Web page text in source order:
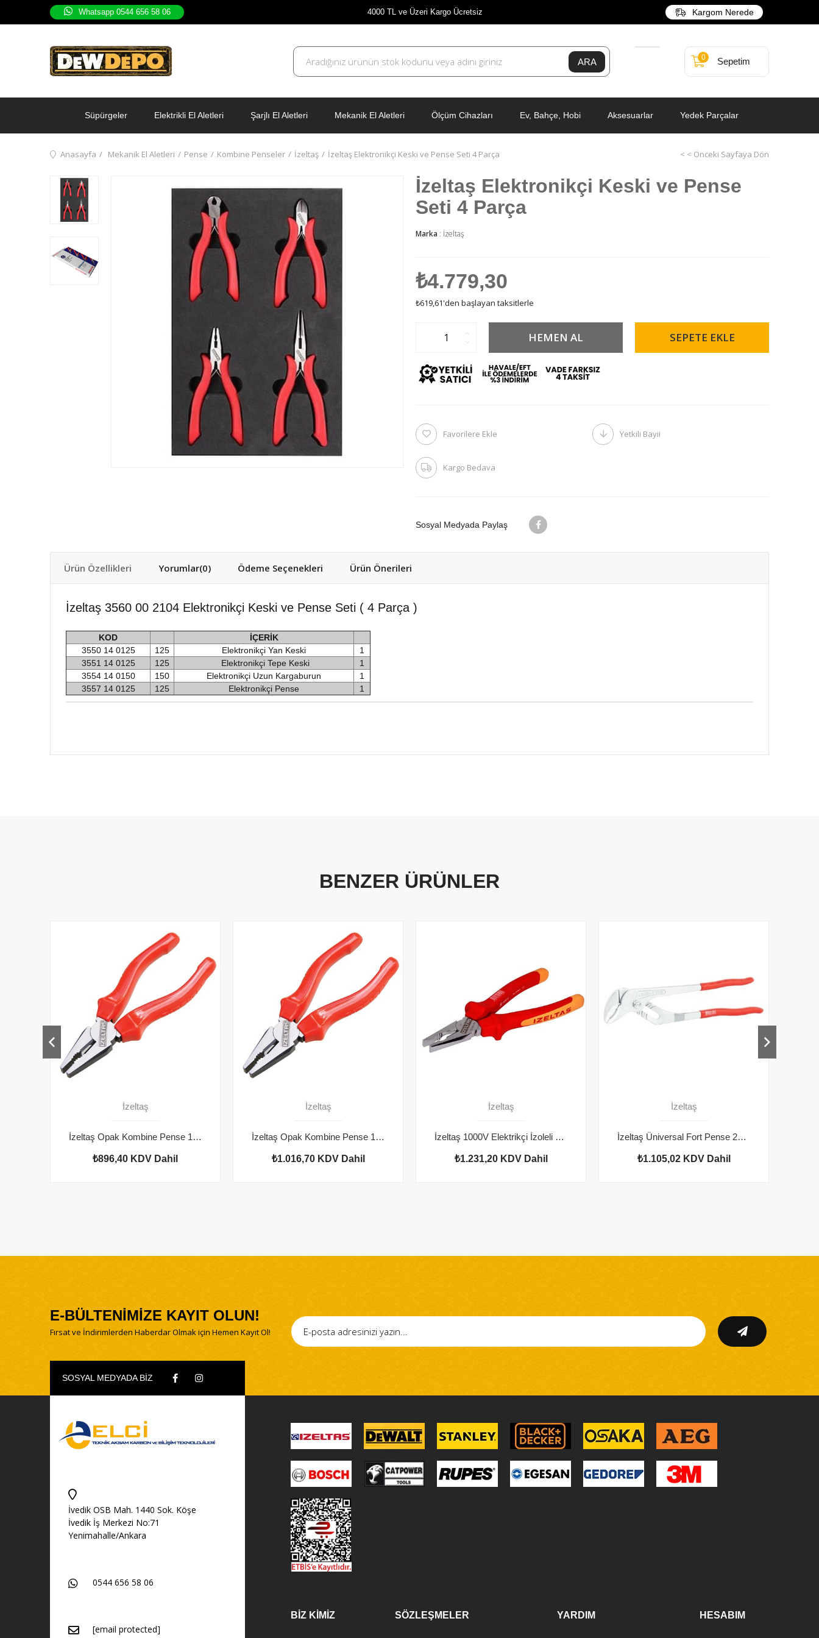
Whatsapp 0544 656 58 06 4000 TL ve Üzeri Kargo Ücretsiz Kargom Nerede
Sepetim
0
Süpürgeler Elektrikli El Aletleri Şarjlı El Aletleri Mekanik El Aletleri Ölçüm Cihazları Ev, Bahçe, Hobi Aksesuarlar Yedek Parçalar
Anasayfa Mekanik El Aletleri Pense Kombine Penseler İzeltaş İzeltaş Elektronikçi Keski ve Pense Seti 4 Parça < < Önceki Sayfaya Dön
İzeltaş Elektronikçi Keski ve Pense
Seti 4 Parça
Marka : İzeltaş
₺4.779,30
₺619,61'den başlayan taksitlerle
Favorilere Ekle Yetkili Bayii
Kargo Bedava
Sosyal Medyada Paylaş
Ürün Özellikleri Yorumlar(0) Ödeme Seçenekleri Ürün Önerileri
İzeltaş 3560 00 2104 Elektronikçi Keski ve Pense Seti ( 4 Parça )
KOD
İÇERİK
3550 14 0125
125 Elektronikçi Yan Keski
1
3551 14 0125
125 Elektronikçi Tepe Keski
1
3554 14 0150
150 Elektronikçi Uzun Kargaburun
1
3557 14 0125
125 Elektronikçi Pense 1
BENZER ÜRÜNLER
İzeltaş
İzeltaş Opak Kombine Pense 160 mm
₺896,40 KDV Dahil
İzeltaş
İzeltaş Opak Kombine Pense 180 mm
₺1.016,70 KDV Dahil
İzeltaş
İzeltaş 1000V Elektrikçi İzoleli Kombine Pense 160mm
₺1.231,20 KDV Dahil
İzeltaş
İzeltaş Üniversal Fort Pense 240 mm
₺1.105,02 KDV Dahil
E-BÜLTENİMİZE KAYIT OLUN!
Fırsat ve İndirimlerden Haberdar Olmak için Hemen Kayıt Ol!
SOSYAL MEDYADA BİZ
İvedik OSB Mah. 1440 Sok. Köşe
İvedik İş Merkezi No:71
Yenimahalle/Ankara
0544 656 58 06
[email protected]
BİZ KİMİZ SÖZLEŞMELER YARDIM HESABIM